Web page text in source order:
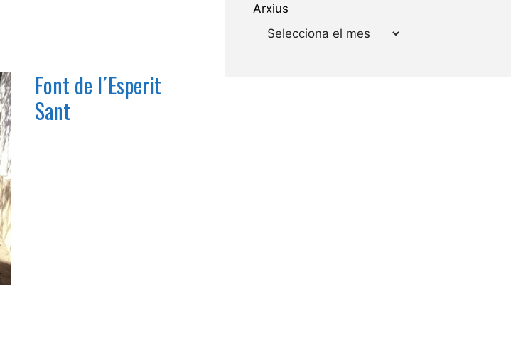
Font de l´Esperit
Sant
Arxius